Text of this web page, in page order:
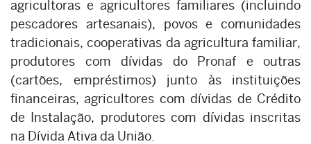
agricultoras e agricultores familiares (incluindo
pescadores artesanais), povos e comunidades
tradicionais, cooperativas da agricultura familiar,
produtores com dívidas do Pronaf e outras
(cartões, empréstimos) junto às instituições
financeiras, agricultores com dívidas de Crédito
de Instalação, produtores com dívidas inscritas
na Dívida Ativa da União.